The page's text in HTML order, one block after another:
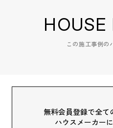
HOUSE
この施工事例の
無料会員登録で全て
ハウスメーカー